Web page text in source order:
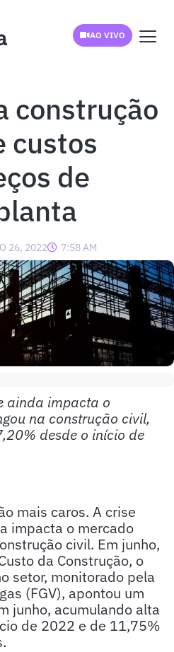
AO VIVO
construção
custos
de
26, 2022 7:58 AM
ainda impacta o
na construção civil,
desde o início de
mais caros. A crise
impacta o mercado
civil. Em junho,
da Construção, o
setor, monitorado pela
(FGV), apontou um
junho, acumulando alta
de 2022 e de 11,75%